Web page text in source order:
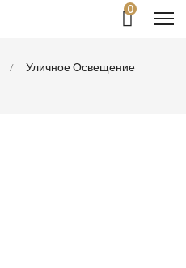
0
Уличное Освещение